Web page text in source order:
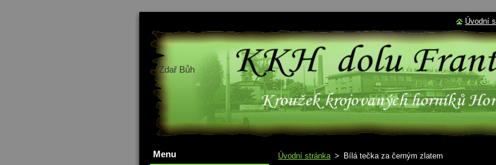
Zdař Bůh
Úvodní stránka > Bílá tečka za černým zlatem
Menu
Úvodní